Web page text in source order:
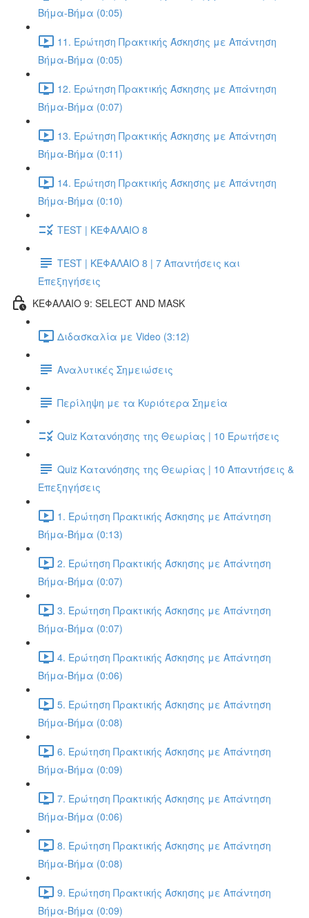
Βήμα-Βήμα (0:05)
11. Ερώτηση Πρακτικής Άσκησης με Απάντηση
Βήμα-Βήμα (0:05)
12. Ερώτηση Πρακτικής Άσκησης με Απάντηση
Βήμα-Βήμα (0:07)
13. Ερώτηση Πρακτικής Άσκησης με Απάντηση
Βήμα-Βήμα (0:11)
14. Ερώτηση Πρακτικής Άσκησης με Απάντηση
Βήμα-Βήμα (0:10)
TEST | ΚΕΦΑΛΑΙΟ 8
TEST | ΚΕΦΑΛΑΙΟ 8 | 7 Απαντήσεις και
Επεξηγήσεις
ΚΕΦΑΛΑΙΟ 9: SELECT AND MASK
Διδασκαλία με Video (3:12)
Αναλυτικές Σημειώσεις
Περίληψη με τα Κυριότερα Σημεία
Quiz Κατανόησης της Θεωρίας | 10 Ερωτήσεις
Quiz Κατανόησης της Θεωρίας | 10 Απαντήσεις &
Επεξηγήσεις
1. Ερώτηση Πρακτικής Άσκησης με Απάντηση
Βήμα-Βήμα (0:13)
2. Ερώτηση Πρακτικής Άσκησης με Απάντηση
Βήμα-Βήμα (0:07)
3. Ερώτηση Πρακτικής Άσκησης με Απάντηση
Βήμα-Βήμα (0:07)
4. Ερώτηση Πρακτικής Άσκησης με Απάντηση
Βήμα-Βήμα (0:06)
5. Ερώτηση Πρακτικής Άσκησης με Απάντηση
Βήμα-Βήμα (0:08)
6. Ερώτηση Πρακτικής Άσκησης με Απάντηση
Βήμα-Βήμα (0:09)
7. Ερώτηση Πρακτικής Άσκησης με Απάντηση
Βήμα-Βήμα (0:06)
8. Ερώτηση Πρακτικής Άσκησης με Απάντηση
Βήμα-Βήμα (0:08)
9. Ερώτηση Πρακτικής Άσκησης με Απάντηση
Βήμα-Βήμα (0:09)